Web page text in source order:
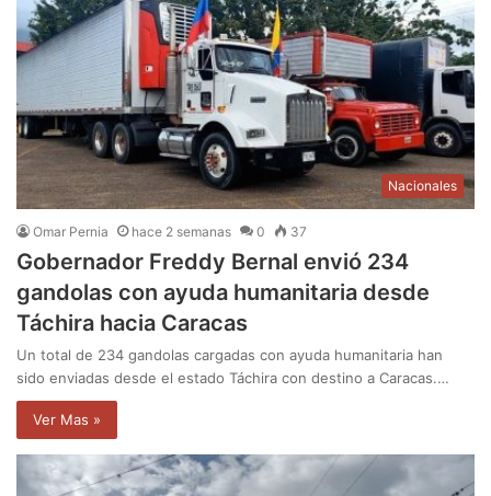
Nacionales
Omar Pernia hace 2 semanas 0 37
Gobernador Freddy Bernal envió 234
gandolas con ayuda humanitaria desde
Táchira hacia Caracas
Un total de 234 gandolas cargadas con ayuda humanitaria han
sido enviadas desde el estado Táchira con destino a Caracas.…
Ver Mas »